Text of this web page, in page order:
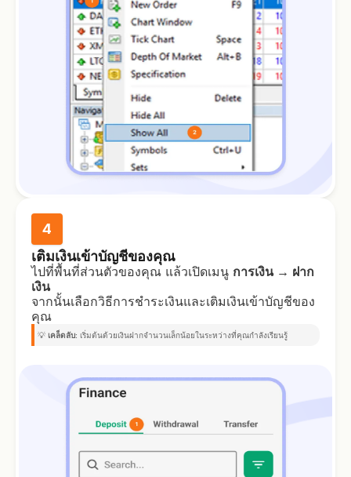
4
เติมเงินเข้าบัญชีของคุณ
ไปที่พื้นที่ส่วนตัวของคุณ แล้วเปิดเมนู การเงิน → ฝาก
เงิน
จากนั้นเลือกวิธีการชำระเงินและเติมเงินเข้าบัญชีของ
คุณ
💡 เคล็ดลับ: เริ่มต้นด้วยเงินฝากจำนวนเล็กน้อยในระหว่างที่คุณกำลังเรียนรู้